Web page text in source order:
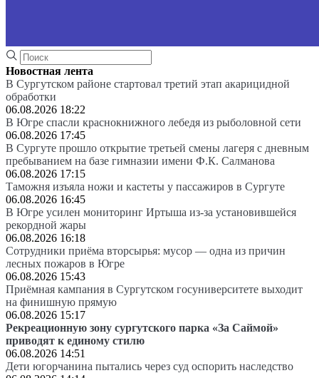
Новостная лента
В Сургутском районе стартовал третий этап акарицидной
обработки
06.08.2026 18:22
В Югре спасли краснокнижного лебедя из рыболовной сети
06.08.2026 17:45
В Сургуте прошло открытие третьей смены лагеря с дневным
пребыванием на базе гимназии имени Ф.К. Салманова
06.08.2026 17:15
Таможня изъяла ножи и кастеты у пассажиров в Сургуте
06.08.2026 16:45
В Югре усилен мониторинг Иртыша из-за установившейся
рекордной жары
06.08.2026 16:18
Сотрудники приёма вторсырья: мусор — одна из причин
лесных пожаров в Югре
06.08.2026 15:43
Приёмная кампания в Сургутском госуниверситете выходит
на финишную прямую
06.08.2026 15:17
Рекреационную зону сургутского парка «За Саймой»
приводят к единому стилю
06.08.2026 14:51
Дети югорчанина пытались через суд оспорить наследство